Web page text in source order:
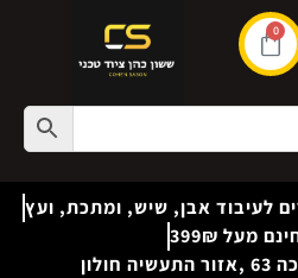
0
לעיבוד אבן, שיש, ומתכת, ועץ
מעל 399₪